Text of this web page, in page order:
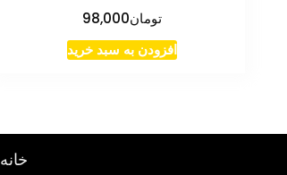
تومان98,000
افزودن به سبد خرید
خانه